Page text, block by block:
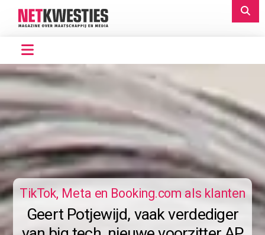
TikTok, Meta en Booking.com als klanten
Geert Potjewijd, vaak verdediger